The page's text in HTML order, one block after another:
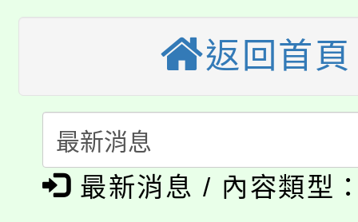
田徑場及游泳池舉行。
視費優惠，中低收入戶
半價優惠，詳情可洽有
者。
大園自造教育及科技
份教師增能研習
份教師研習
淨零綠生活教案入校路
會
公告本校115學年度第
「本色祭」8/29、30在
返回首頁
最新消息 / 內容類型